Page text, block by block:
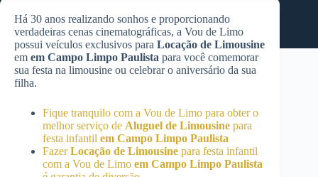
Há 30 anos realizando sonhos e proporcionando
verdadeiras cenas cinematográficas, a Vou de Limo
possui veículos exclusivos para Locação de Limousine
em em Campo Limpo Paulista para você comemorar
sua festa na limousine ou celebrar o aniversário da sua
filha.
Fique tranquilo com a Vou de Limo para obter o
melhor serviço de Aluguel de Limousine para
festa infantil em Campo Limpo Paulista
FazerLocação de Limousine para festa infantil
com a Vou de Limo em Campo Limpo Paulista